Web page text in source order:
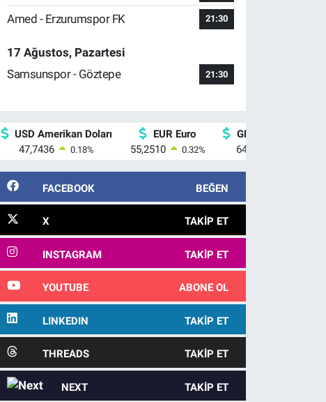
Amed - Erzurumspor FK 21:30
17 Ağustos, Pazartesi
Samsunspor - Göztepe
21:30
USD Amerikan Doları
47,7436
0.18%
EUR Euro
55,2510
0.32%
GBP İngiliz Sterlini
64,4811
FACEBOOK BEĞEN
X TAKIP ET
INSTAGRAM TAKIP ET
YOUTUBE ABONE OL
LINKEDIN TAKIP ET
THREADS TAKIP ET
NEXT TAKIP ET